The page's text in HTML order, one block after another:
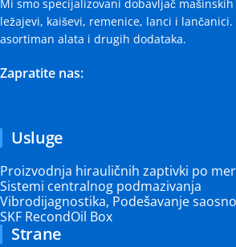
Mi smo specijalizovani dobavljač
ležajevi, kaiševi, remenice, lanci i
asortiman alata i drugih dodataka.
Zapratite nas:
Usluge
Proizvodnja hirauličnih zaptivki po
Sistemi centralnog podmazivanja
Vibrodijagnostika, Podešavanje
SKF RecondOil Box
Strane